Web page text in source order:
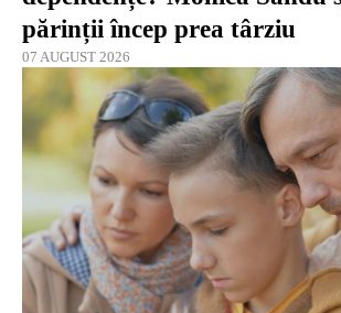
părinții încep prea târziu
07 AUGUST 2026